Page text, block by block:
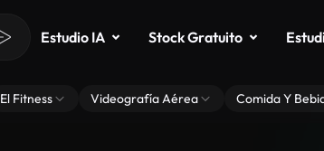
Estudio IA Stock Gratuito
El Fitness Videografía Aérea Comida Y